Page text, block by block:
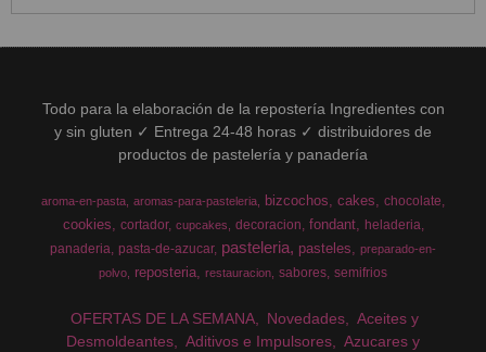
Todo para la elaboración de la repostería Ingredientes con
y sin gluten ✓ Entrega 24-48 horas ✓ distribuidores de
productos de pastelería y panadería
aroma-en-pasta aromas-para-pasteleria bizcochos cakes chocolate
cookies cortador cupcakes decoracion fondant
heladeria
panaderia pasta-de-azucar pasteleria pasteles
preparado-en-
polvo
reposteria restauracion sabores semifrios
OFERTAS DE LA SEMANA Novedades
Aceites y
Desmoldeantes
Aditivos e Impulsores
Azucares y